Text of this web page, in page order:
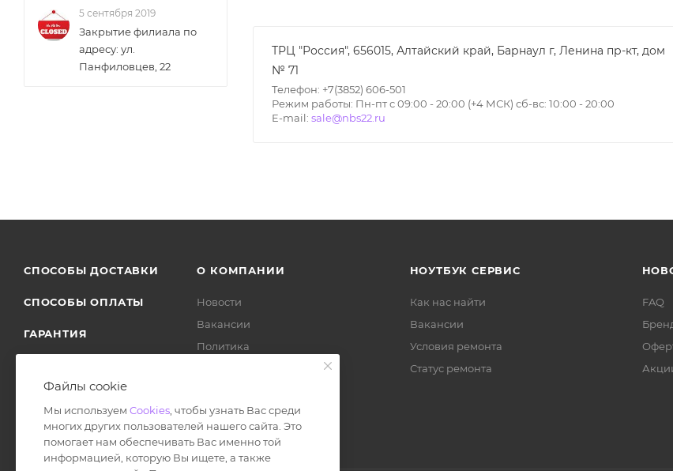
ТРЦ "Россия", 656015, Алтайский край, Барнаул г, Ленина пр-кт, дом
№ 71
Телефон: +7(3852) 606-501
Режим работы: Пн-пт с 09:00 - 20:00 (+4 МСК) сб-вс: 10:00 - 20:00
E-mail: sale@nbs22.ru
5 сентября 2019
Закрытие филиала по
адресу: ул.
Панфиловцев, 22
СПОСОБЫ ДОСТАВКИ
СПОСОБЫ ОПЛАТЫ
ГАРАНТИЯ
О КОМПАНИИ
Новости
Вакансии
Политика
НОУТБУК СЕРВИС
Как нас найти
Вакансии
Условия ремонта
Статус ремонта
FAQ
Файлы cookie
Мы используем Cookies , чтобы узнать Вас среди
многих других пользователей нашего сайта. Это
помогает нам обеспечивать Вас именно той
информацией, которую Вы ищете, а также